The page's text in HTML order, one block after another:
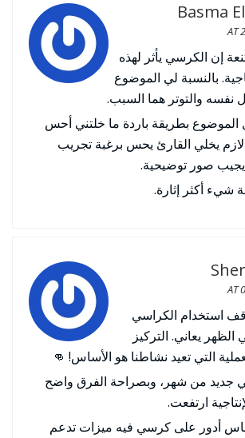
Basma
إن الكرسي يأثر لهذه
بالنسبة لي الموضوع
نفسه والتوتر هما السبب.
بطريقة باردة ما خلتني أحس
يخلي القارئ يحس برغبة تجريب
صور توضيحية.
شيء أكثر إثارة.
استخدام الكراسي
الظهر يعاني. التركيز
التي تعيد نشاطنا هو الأساس! 👊
جديد من شهر، وبصراحة الفرق واضح
ارتفعت.
أدور على كرسي فيه ميزات تدعم